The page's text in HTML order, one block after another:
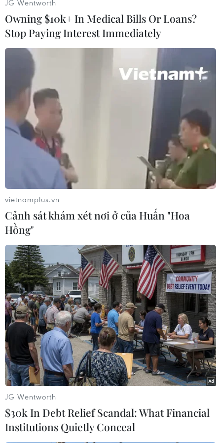
tình hình sức khỏe, ăn ở của các ngư dân cũng
như thông báo về quy trình thủ tục đưa ngư dân
về nước bằng chuyến bay cứu trợ được chính
phủ phê duyệt.
[Bảo hộ công dân được ưu tiên trong lĩnh vực
đối ngoại của Việt Nam]
Đại sứ Trần Việt Thái cũng cho biết toàn bộ hồ
sơ của ngư dân đã được chuyển tới các cơ quan
chức năng để giải quyết, xác minh nhân thân và
cấp hộ chiếu theo đúng quy định của Luật xuất
nhập cảnh. Tuy nhiên, quá trình này đòi hỏi
nhiều thời gian hơn so với thủ tục cấp giấy
thông hành trước đây.
Các ngư dân cũng tha thiết bày tỏ nguyện vọng
hoàn tất các thủ tục cần thiết để được sớm về
nước, đoàn tụ gia đình, đồng thời bày tỏ xúc
động trước tình cảm của Đại sứ quán cũng như
kiều bào Việt Nam tại Malaysia đã đùn bọc hỗ
trợ trong thời gian vừa qua.
Ngư dân Lê Hoàng Em xúc động nói: "Được Đại
sứ quán bố trí nơi ăn chỗ ở như hiện nay, em
mừng lắm, bốn anh em chỉ muốn ở chung một
phòng, để được nhìn thấy nhau. Nhớ lại cảnh
trôi nổi trên biển, mỗi đứa một nơi, em nghĩ
mình không sống nổi. Giờ đây, em như được
sinh ra lần thứ hai vậy."
JG Wentworth
Owning $10k+ In Medical Bills Or Loans?
Stop Paying Interest Immediately
vietnamplus.vn
Cảnh sát khám xét nơi ở của Huấn "Hoa
Hồng"
JG Wentworth
$30k In Debt Relief Scandal: What Financial
Institutions Quietly Conceal